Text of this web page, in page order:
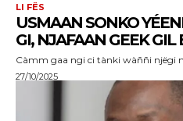
LI FËS
USMAAN SONKO
GI, NJAFAAN GEEK GIL
27/10/2025